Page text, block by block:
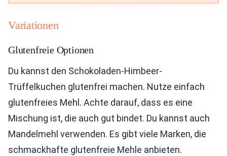
Variationen
Glutenfreie Optionen
Du kannst den Schokoladen-Himbeer-
Trüffelkuchen glutenfrei machen. Nutze einfach
glutenfreies Mehl. Achte darauf, dass es eine
Mischung ist, die auch gut bindet. Du kannst auch
Mandelmehl verwenden. Es gibt viele Marken, die
schmackhafte glutenfreie Mehle anbieten.